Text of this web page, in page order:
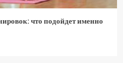
что подойдет именно